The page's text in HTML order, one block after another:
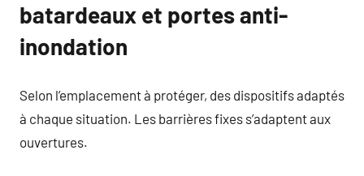
batardeaux et portes anti-
inondation
Selon l’emplacement à protéger, des dispositifs adaptés
à chaque situation. Les barrières fixes s’adaptent aux
ouvertures.